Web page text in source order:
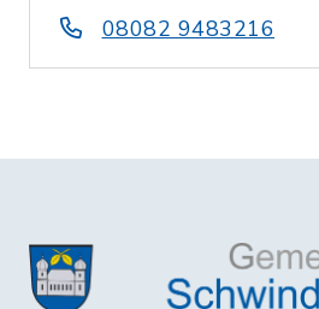
08082 9483216